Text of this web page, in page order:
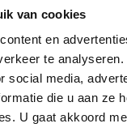
van cookies
en
te
social media,
die u aan ze
U gaat akkoord
bestaat niet meer, het wordt
de 19e eeuw
Landgoed Ter
Coulster is nu een
parkbos
boerderijen. In het
geven de
stinsenplanten het bos een
aanzien.
PRIVACY